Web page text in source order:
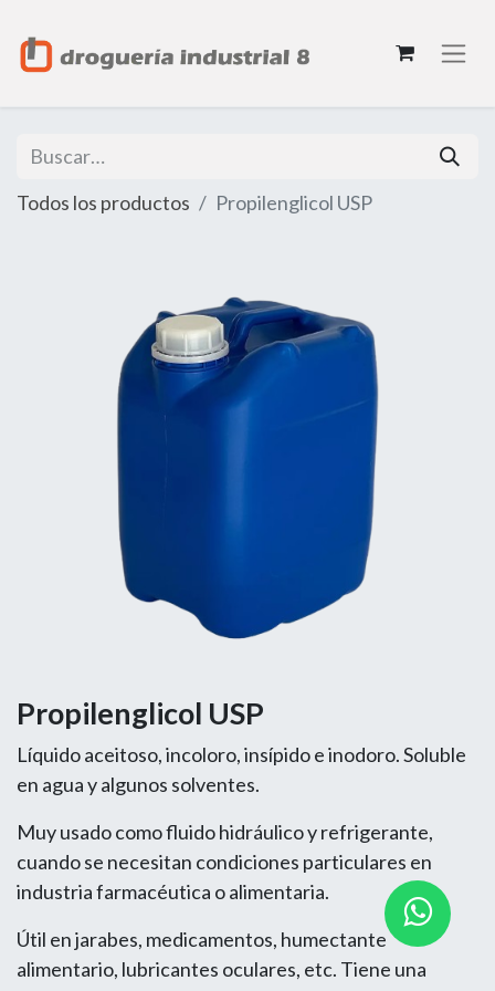
Todos los productos Propilenglicol USP
Propilenglicol USP
Líquido aceitoso, incoloro, insípido e inodoro. Soluble
en agua y algunos solventes.
Muy usado como fluido hidráulico y refrigerante,
cuando se necesitan condiciones particulares en
industria farmacéutica o alimentaria.
Útil en jarabes, medicamentos, humectante
alimentario, lubricantes oculares, etc. Tiene una